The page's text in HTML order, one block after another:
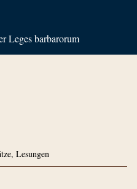
Leges barbarorum
Lesungen